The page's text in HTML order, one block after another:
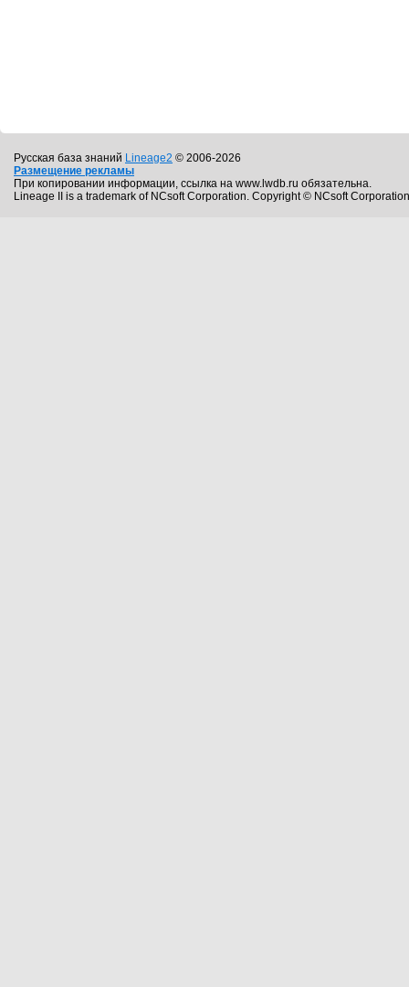
Русская база знаний Lineage2 © 2006-2026
Размещение рекламы
При копировании информации, ссылка на www.lwdb.ru обязательна.
Lineage II is a trademark of NCsoft Corporation. Copyright © NCsoft